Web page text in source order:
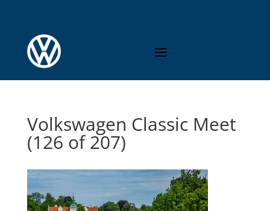
Volkswagen Classic Meet
(126 of 207)